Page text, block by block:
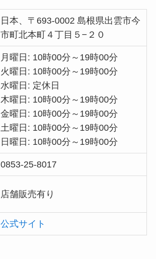
日本、〒693-0002 島根県出雲市今
市町北本町４丁目５−２０
月曜日: 10時00分～19時00分
火曜日: 10時00分～19時00分
水曜日: 定休日
木曜日: 10時00分～19時00分
金曜日: 10時00分～19時00分
土曜日: 10時00分～19時00分
日曜日: 10時00分～19時00分
0853-25-8017
店舗販売有り
公式サイト